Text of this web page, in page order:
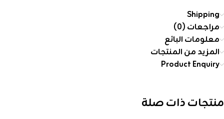
Shipping
مراجعات (0)
معلومات البائع
المزيد من المنتجات
Product Enquiry
منتجات ذات صلة